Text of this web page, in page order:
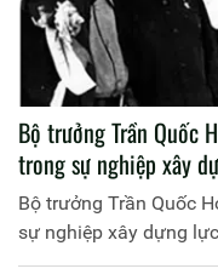
Bộ trưởng Trần Quốc
trong sự nghiệp xây
Bộ trưởng Trần Quốc
sự nghiệp xây dựng